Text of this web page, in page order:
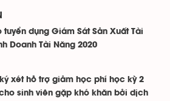
tuyển dụng Giám Sát Sản Xuất Tài
Doanh Tài Năng 2020
xét hỗ trợ giảm học phí học kỳ 2
sinh viên gặp khó khăn bởi dịch